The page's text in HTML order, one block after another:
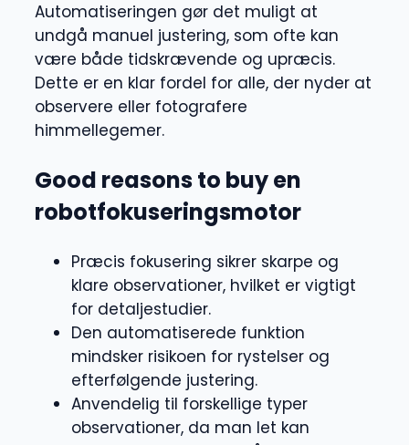
Automatiseringen gør det muligt at
undgå manuel justering, som ofte kan
være både tidskrævende og upræcis.
Dette er en klar fordel for alle, der nyder at
observere eller fotografere
himmellegemer.
Good reasons to buy en
robotfokuseringsmotor
Præcis fokusering sikrer skarpe og
klare observationer, hvilket er vigtigt
for detaljestudier.
Den automatiserede funktion
mindsker risikoen for rystelser og
efterfølgende justering.
Anvendelig til forskellige typer
observationer, da man let kan